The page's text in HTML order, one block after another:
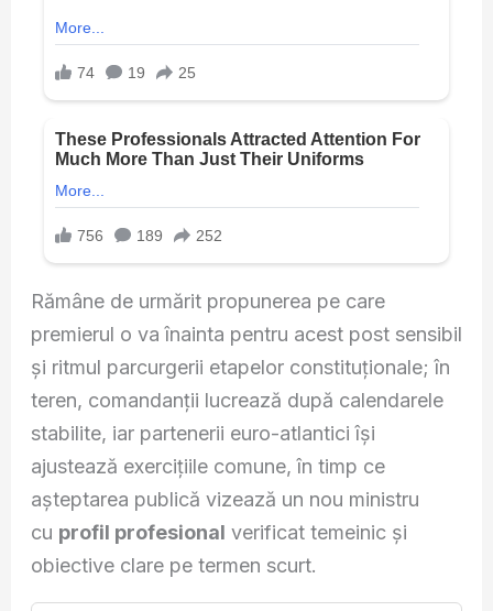
Rămâne de urmărit propunerea pe care
premierul o va înainta pentru acest post sensibil
și ritmul parcurgerii etapelor constituționale; în
teren, comandanții lucrează după calendarele
stabilite, iar partenerii euro-atlantici își
ajustează exercițiile comune, în timp ce
așteptarea publică vizează un nou ministru
cu profil profesional verificat temeinic și
obiective clare pe termen scurt.